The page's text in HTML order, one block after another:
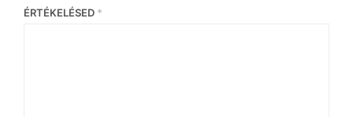
ÉRTÉKELÉSED *